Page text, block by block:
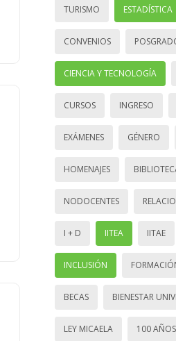
TURISMO ESTADÍSTICA
CONVENIOS
CIENCIA Y TECNOLOGÍA
CURSOS INGRESO
EXÁMENES GÉNERO
HOMENAJES
NODOCENTES
I + D IITEA IITAE
INCLUSIÓN
BECAS BIENESTAR
LEY MICAELA 100 AÑOS